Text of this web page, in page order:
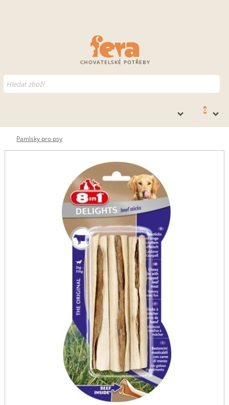
CHOVATELSKÉ POTŘEBY
0
Pamlsky pro psy